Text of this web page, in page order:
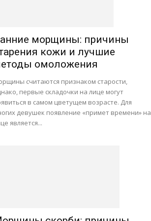
морщины: причины
кожи и лучшие
омоложения
считаются признаком старости,
первые складочки на лице могут
в самом цветущем возрасте. Для
девушек появление «примет времени» на
является...